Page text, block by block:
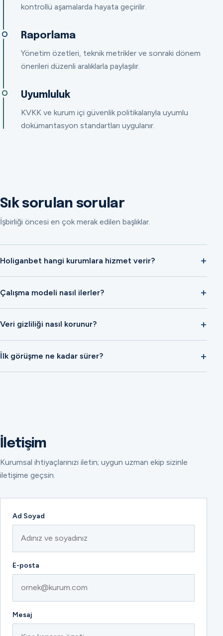
kontrollü aşamalarda hayata geçirilir.
Raporlama
Yönetim özetleri, teknik metrikler ve sonraki dönem
önerileri düzenli aralıklarla paylaşılır.
Uyumluluk
KVKK ve kurum içi güvenlik politikalarıyla uyumlu
dokümantasyon standartları uygulanır.
Sık sorulan sorular
İşbirliği öncesi en çok merak edilen başlıklar.
Holiganbet hangi kurumlara hizmet verir?
Çalışma modeli nasıl ilerler?
Veri gizliliği nasıl korunur?
İlk görüşme ne kadar sürer?
İletişim
Kurumsal ihtiyaçlarınızı iletin; uygun uzman ekip sizinle
iletişime geçsin.
Ad Soyad
E-posta
Mesaj